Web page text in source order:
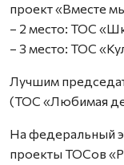
проект «Вместе
– 2 место: ТОС
– 3 место: ТОС
Лучшим
(ТОС «Любимая
На федеральный
проекты ТОСов